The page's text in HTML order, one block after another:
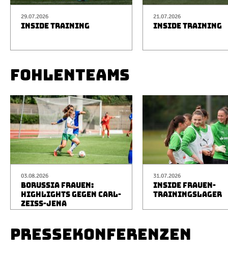
29.07.2026
INSIDE TRAINING
21.07.2026
INSIDE TRAINING
FOHLENTEAMS
03.08.2026
BORUSSIA FRAUEN:
HIGHLIGHTS GEGEN CARL-
ZEISS-JENA
31.07.2026
INSIDE FRAUEN-
TRAININGSLAGER
PRESSEKONFERENZEN